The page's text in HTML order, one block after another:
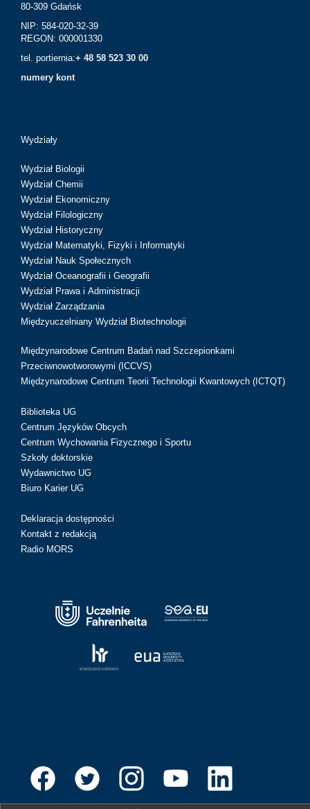
80-309 Gdańsk
NIP: 584-020-32-39
REGON: 000001330
tel. portiernia:+ 48 58 523 30 00
numery kont
Wydziały
Wydział Biologii
Wydział Chemii
Wydział Ekonomiczny
Wydział Filologiczny
Wydział Historyczny
Wydział Matematyki, Fizyki i Informatyki
Wydział Nauk Społecznych
Wydział Oceanografii i Geografii
Wydział Prawa i Administracji
Wydział Zarządzania
Międzyuczelniany Wydział Biotechnologii
Międzynarodowe Centrum Badań nad Szczepionkami
Przeciwnowotworowymi (ICCVS)
Międzynarodowe Centrum Teorii Technologii Kwantowych (ICTQT)
Biblioteka UG
Centrum Języków Obcych
Centrum Wychowania Fizycznego i Sportu
Szkoły doktorskie
Wydawnictwo UG
Biuro Karier UG
Deklaracja dostępności
Kontakt z redakcją
Radio MORS